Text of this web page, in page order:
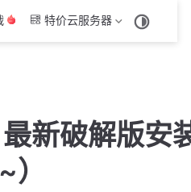
特价云服务器
新破解版安